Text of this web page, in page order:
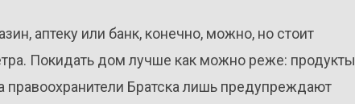
аптеку или банк, конечно, можно, но стоит
Покидать дом лучше как можно реже: продукты
правоохранители Братска лишь предупреждают